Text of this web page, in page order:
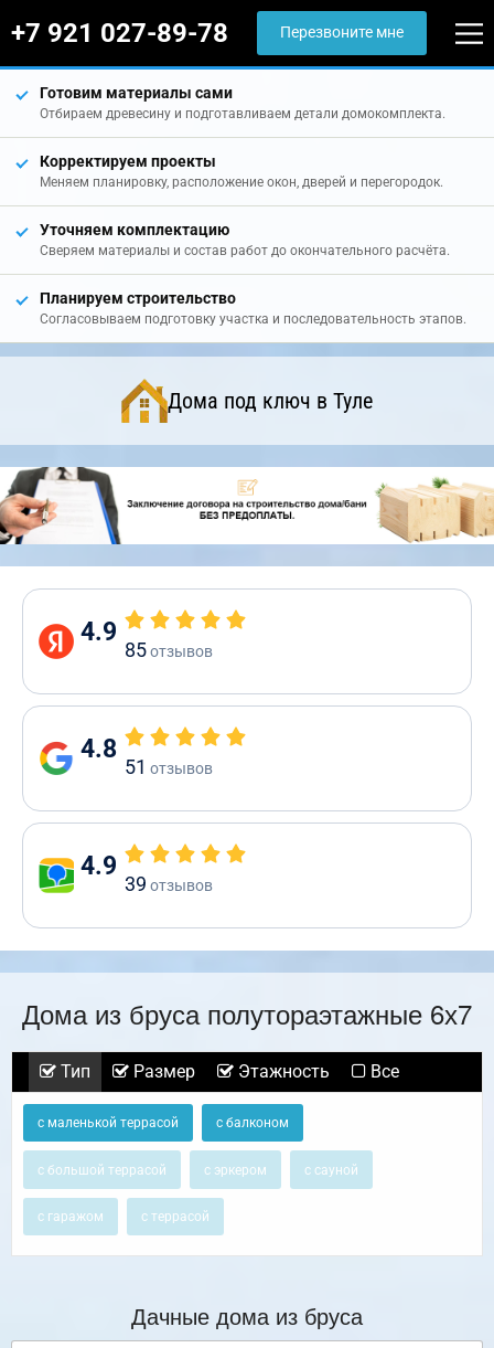
+7 921 027-89-78 Перезвоните мне
Готовим материалы сами
Отбираем древесину и подготавливаем детали домокомплекта.
Корректируем проекты
Меняем планировку, расположение окон, дверей и перегородок.
Уточняем комплектацию
Сверяем материалы и состав работ до окончательного расчёта.
Планируем строительство
Согласовываем подготовку участка и последовательность этапов.
Дома под ключ в Туле
4.9
85отзывов
4.8
51 отзывов
4.9
39 отзывов
Дома из бруса полутораэтажные 6х7
Тип Размер Этажность Все
с маленькой террасой с балконом
с большой террасой с эркером с сауной
с гаражом с террасой
Дачные дома из бруса